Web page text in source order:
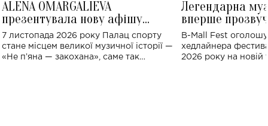
ALENA OMARGALIEVA
презентувала нову афішу
великого концерту в Палаці
спорту
7 листопада 2026 року Палац спорту
стане місцем великої музичної історії —
«Не пʼяна — закохана», саме так
Легендарна
вперше
Україні: де
B-Mall Fest
хедлайнера
2026 року на новій